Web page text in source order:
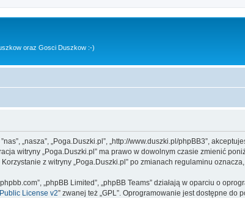
oraz Gosci Duszkow :-)
„nasza”, „Poga.Duszki.pl”, „http://www.duszki.pl/phpBB3”,
witryny „Poga.Duszki.pl” ma prawo w dowolnym czasie zmienić
z witryny „Poga.Duszki.pl” po zmianach regulaminu
„phpBB Limited”, „phpBB Teams” działają w oparciu o
License v2” zwanej też „GPL”. Oprogramowanie jest dostępne do